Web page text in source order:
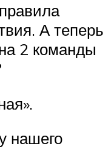
А теперь
2 команды
нашего